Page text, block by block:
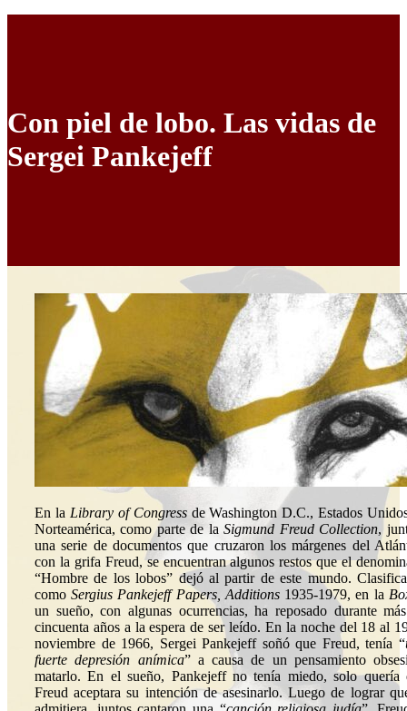
Con piel de lobo. Las vidas de
Sergei Pankejeff
En la Library of Congressde Washington D.C., Estados
Norteamérica, como parte de laSigmund Freud Collection,
una serie de documentos que cruzaron los márgenes del
con la grifa Freud, se encuentran algunos restos que el
“Hombre de los lobos” dejó al partir de este mundo.
comoSergius Pankejeff Papers, Additions1935-1979, en la
un sueño, con algunas ocurrencias, ha reposado durante
cincuenta años a la espera de ser leído. En la noche del 18 al
noviembre de 1966, Sergei Pankejeff soñó que Freud, tenía “
fuerte depresión anímica” a causa de un pensamiento
matarlo. En el sueño, Pankejeff no tenía miedo, solo quería
Freud aceptara su intención de asesinarlo. Luego de lograr